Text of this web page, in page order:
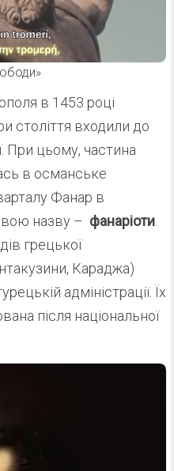
в 1453 році
століття входили до
При цьому, частина
в османське
Фанар в
назву – фанаріоти
грецької
Караджа)
адміністрації. Їх
після національної